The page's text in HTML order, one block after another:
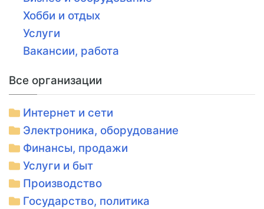
Хобби и отдых
Услуги
Вакансии, работа
Все организации
Интернет и сети
Электроника, оборудование
Финансы, продажи
Услуги и быт
Производство
Государство, политика